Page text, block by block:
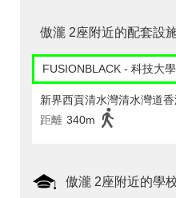
傲瀧 2座附近的配套設
FUSIONBLACK - 科技大學
新界西貢清水灣清水灣道
距離 340m
傲瀧 2座附近的學